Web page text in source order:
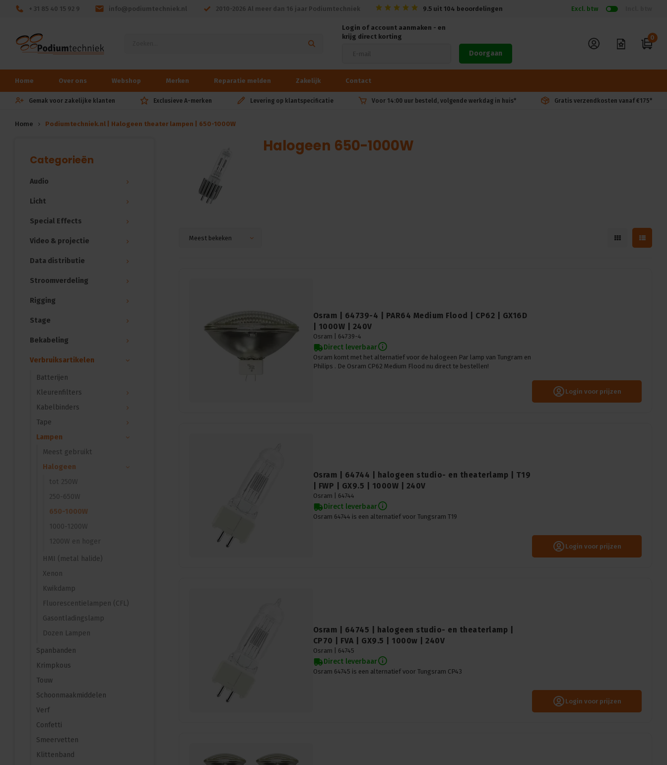
+ 31 85 40 15 92 9 info@podiumtechniek.nl 2010-2026 Al meer dan 16 jaar Podiumtechniek 9.5 uit 104 beoordelingen Excl. btw
Login of account aanmaken - en
krijg direct korting
Doorgaan
0
Home Over ons Webshop Merken Reparatie melden Zakelijk Contact
Gemak voor zakelijke klanten Exclusieve A-merken Levering op klantspecificatie Voor 14:00 uur besteld, volgende werkdag in huis* Gratis verzendkosten vanaf €175*
Home Podiumtechniek.nl | Halogeen theater lampen | 650-1000W
Categorieën
Audio
Licht
Special Effects
Video & projectie
Data distributie
Stroomverdeling
Rigging
Stage
Bekabeling
Verbruiksartikelen
Batterijen
Kleurenfilters
Kabelbinders
Tape
Lampen
Meest gebruikt
Halogeen
tot 250W
250-650W
650-1000W
1000-1200W
1200W en hoger
HMI (metal halide)
Xenon
Kwikdamp
Fluorescentielampen (CFL)
Gasontladingslamp
Dozen Lampen
Spanbanden
Krimpkous
Touw
Schoonmaakmiddelen
Verf
Confetti
Smeervetten
Klittenband
Halogeen 650-1000W
Meest bekeken
Osram | 64739-4 | PAR64 Medium Flood | CP62 | GX16D
| 1000W | 240V
Osram | 64739-4
Direct leverbaar
Osram komt met het alternatief voor de halogeen Par lamp van Tungram en
Philips . De Osram CP62 Medium Flood nu direct te bestellen!
Login voor prijzen
Osram | 64744 | halogeen studio- en theaterlamp | T19
| FWP | GX9.5 | 1000W | 240V
Osram | 64744
Direct leverbaar
Osram 64744 is een alternatief voor Tungsram T19
Login voor prijzen
Osram | 64745 | halogeen studio- en theaterlamp |
CP70 | FVA | GX9.5 | 1000w | 240V
Osram | 64745
Direct leverbaar
Osram 64745 is een alternatief voor Tungsram CP43
Login voor prijzen